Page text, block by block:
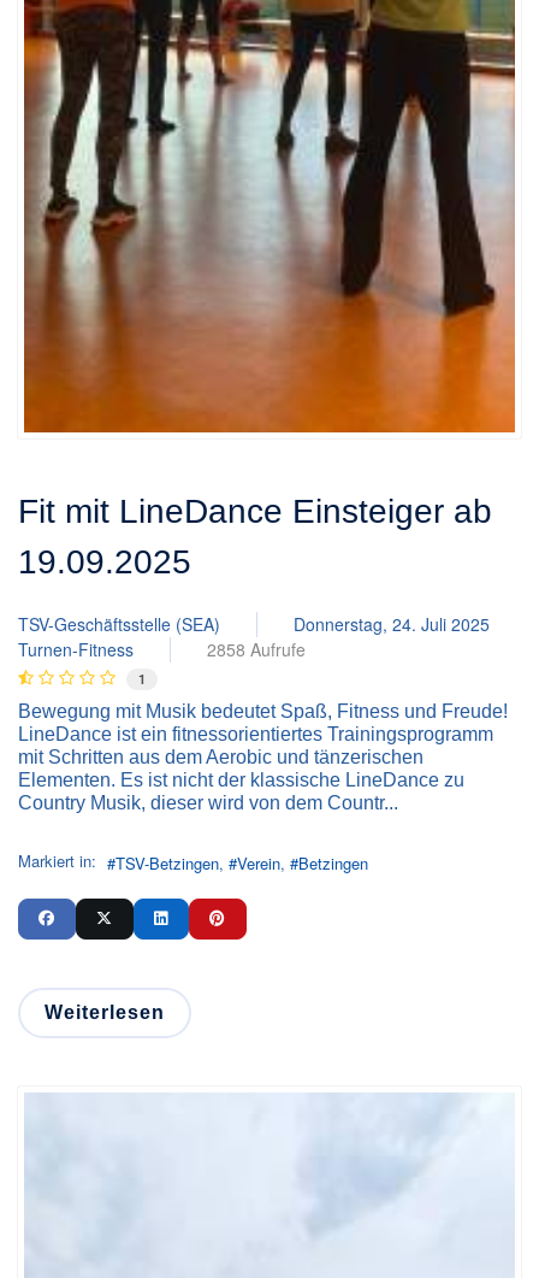
Fit mit LineDance Einsteiger ab
19.09.2025
TSV-Geschäftsstelle (SEA)
Donnerstag, 24. Juli 2025
Turnen-Fitness
2858 Aufrufe
1
Bewegung mit Musik bedeutet Spaß, Fitness und Freude!
LineDance ist ein fitnessorientiertes Trainingsprogramm
mit Schritten aus dem Aerobic und tänzerischen
Elementen. Es ist nicht der klassische LineDance zu
Country Musik, dieser wird von dem Countr...
Markiert in: TSV-Betzingen Verein Betzingen
Weiterlesen